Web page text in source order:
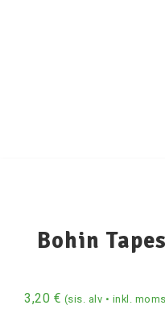
Bohin
3,20 € (sis. alv • inkl.